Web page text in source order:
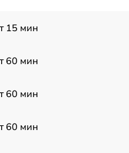
15 мин
60 мин
60 мин
60 мин